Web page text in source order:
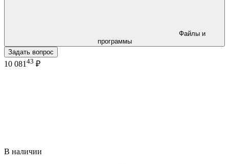
программы
Задать вопрос
10 081 43 ₽
В наличии